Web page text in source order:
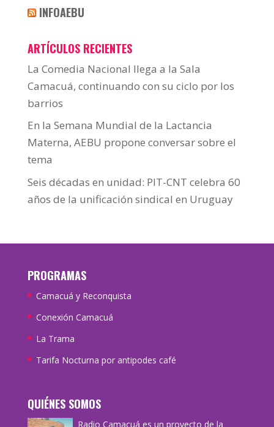
INFOAEBU
ARTÍCULOS RECIENTES
La Comedia Nacional llega a la Sala
Camacuá, continuando con su ciclo por los
barrios
En la Semana Mundial de la Lactancia
Materna, AEBU propone conversar sobre el
tema
Seis décadas en unidad: PIT-CNT celebra 60
años de la unificación sindical en Uruguay
PROGRAMAS
Camacuá y Reconquista
Conexión Camacuá
La Trama
Tarifa Nocturna por antipodes café
QUIÉNES SOMOS
Radio Camacuá es un proyecto de la